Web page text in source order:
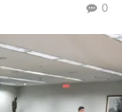
0